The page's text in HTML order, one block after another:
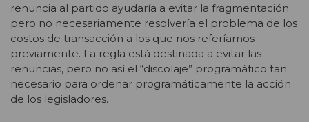
renuncia al partido ayudaría a evitar la fragmentación
pero no necesariamente resolvería el problema de los
costos de transacción a los que nos referíamos
previamente. La regla está destinada a evitar las
renuncias, pero no así el “discolaje” programático tan
necesario para ordenar programáticamente la acción
de los legisladores.